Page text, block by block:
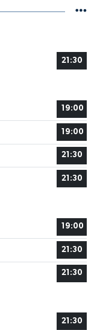
21:30
19:00
19:00
21:30
21:30
19:00
21:30
21:30
21:30